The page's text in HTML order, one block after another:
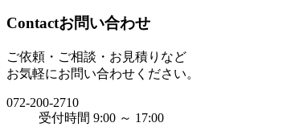
Contactお問い合わせ
ご依頼・ご相談・お見積りなど
お気軽にお問い合わせください。
072-200-2710
受付時間 9:00 ～ 17:00